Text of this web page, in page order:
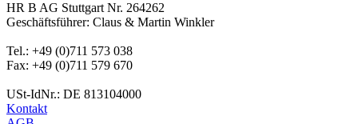
HR B AG Stuttgart Nr. 264262
Geschäftsführer: Claus & Martin Winkler
Tel.: +49 (0)711 573 038
Fax: +49 (0)711 579 670
USt-IdNr.: DE 813104000
Kontakt